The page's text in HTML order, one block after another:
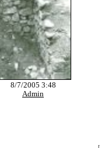
8/7/2005 3:48
Admin